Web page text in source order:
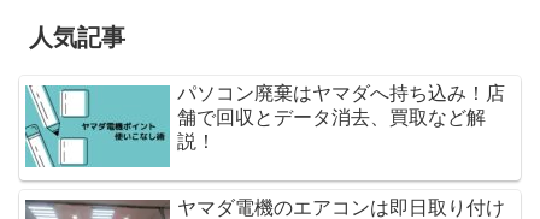
人気記事
パソコン廃棄はヤマダへ持ち込み！店
舗で回収とデータ消去、買取など解
説！
ヤマダ電機のエアコンは即日取り付け